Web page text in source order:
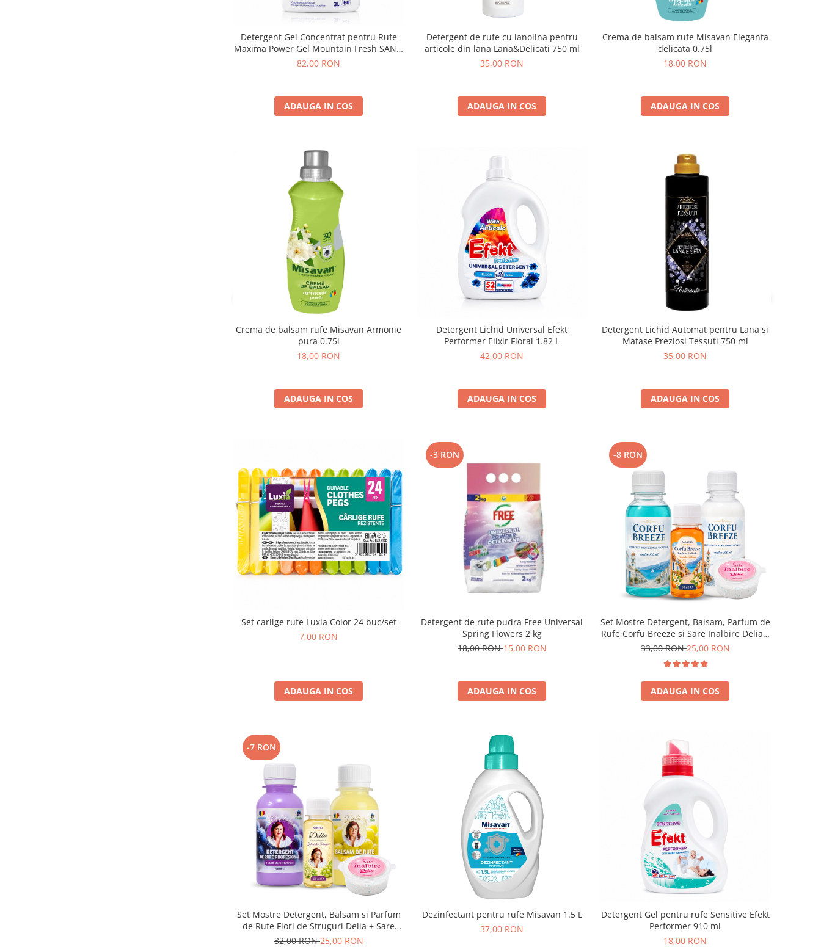
Detergent Gel Concentrat pentru Rufe
Maxima Power Gel Mountain Fresh SANO
60 Spalari 3L
82,00 RON
ADAUGA IN COS
Detergent de rufe cu lanolina pentru
articole din lana Lana&Delicati 750 ml
35,00 RON
ADAUGA IN COS
Crema de balsam rufe Misavan Eleganta
delicata 0.75l
18,00 RON
ADAUGA IN COS
Crema de balsam rufe Misavan Armonie
pura 0.75l
18,00 RON
ADAUGA IN COS
Detergent Lichid Universal Efekt
Performer Elixir Floral 1.82 L
42,00 RON
ADAUGA IN COS
Detergent Lichid Automat pentru Lana si
Matase Preziosi Tessuti 750 ml
35,00 RON
ADAUGA IN COS
Set carlige rufe Luxia Color 24 buc/set
7,00 RON
ADAUGA IN COS
-3 RON
Detergent de rufe pudra Free Universal
Spring Flowers 2 kg
18,00 RON15,00 RON
ADAUGA IN COS
-8 RON
Set Mostre Detergent, Balsam, Parfum de
Rufe Corfu Breeze si Sare Inalbire Delia –
4 buc (100 ml + 100 ml + 50 ml + 35 g)
33,00 RON25,00 RON
ADAUGA IN COS
-7 RON
Set Mostre Detergent, Balsam si Parfum
de Rufe Flori de Struguri Delia + Sare
Inalbire Delia – 4 buc (100 ml + 100 ml +
32,00 RON25,00 RON
Dezinfectant pentru rufe Misavan 1.5 L
37,00 RON
Detergent Gel pentru rufe Sensitive Efekt
Performer 910 ml
18,00 RON